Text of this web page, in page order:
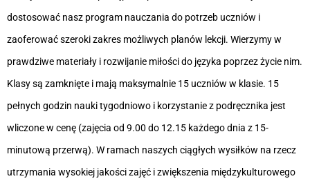
dostosować nasz program nauczania do potrzeb uczniów i
zaoferować szeroki zakres możliwych planów lekcji. Wierzymy w
prawdziwe materiały i rozwijanie miłości do języka poprzez życie nim.
Klasy są zamknięte i mają maksymalnie 15 uczniów w klasie. 15
pełnych godzin nauki tygodniowo i korzystanie z podręcznika jest
wliczone w cenę (zajęcia od 9.00 do 12.15 każdego dnia z 15-
minutową przerwą). W ramach naszych ciągłych wysiłków na rzecz
utrzymania wysokiej jakości zajęć i zwiększenia międzykulturowego